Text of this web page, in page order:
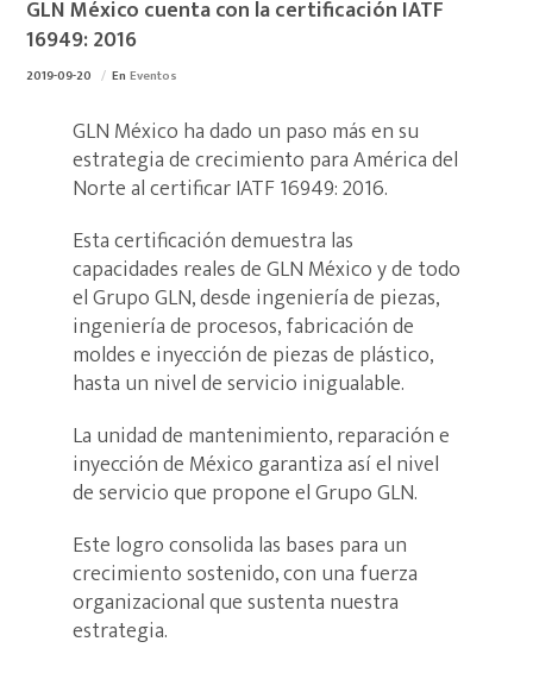
GLN México cuenta con la certificación IATF
16949: 2016
2019-09-20 EnEventos
GLN México ha dado un paso más en su
estrategia de crecimiento para América del
Norte al certificar IATF 16949: 2016.
Esta certificación demuestra las
capacidades reales de GLN México y de todo
el Grupo GLN, desde ingeniería de piezas,
ingeniería de procesos, fabricación de
moldes e inyección de piezas de plástico,
hasta un nivel de servicio inigualable.
La unidad de mantenimiento, reparación e
inyección de México garantiza así el nivel
de servicio que propone el Grupo GLN.
Este logro consolida las bases para un
crecimiento sostenido, con una fuerza
organizacional que sustenta nuestra
estrategia.